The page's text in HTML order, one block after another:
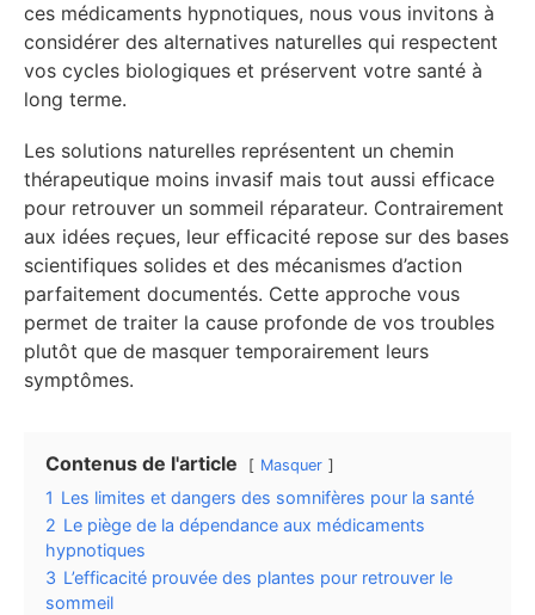
ces médicaments hypnotiques, nous vous invitons à
considérer des alternatives naturelles qui respectent
vos cycles biologiques et préservent votre santé à
long terme.
Les solutions naturelles représentent un chemin
thérapeutique moins invasif mais tout aussi efficace
pour retrouver un sommeil réparateur. Contrairement
aux idées reçues, leur efficacité repose sur des bases
scientifiques solides et des mécanismes d’action
parfaitement documentés. Cette approche vous
permet de traiter la cause profonde de vos troubles
plutôt que de masquer temporairement leurs
symptômes.
Contenus de l'article Masquer
1 Les limites et dangers des somnifères pour la santé
2 Le piège de la dépendance aux médicaments
hypnotiques
3 L’efficacité prouvée des plantes pour retrouver le
sommeil